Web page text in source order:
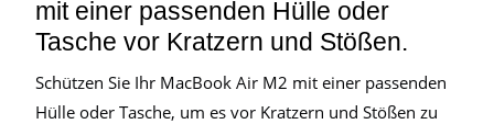
mit einer passenden Hülle oder
Tasche vor Kratzern und Stößen.
Schützen Sie Ihr MacBook Air M2 mit einer passenden
Hülle oder Tasche, um es vor Kratzern und Stößen zu